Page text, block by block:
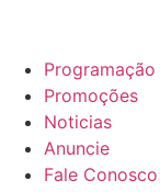
Programação
Promoções
Noticias
Anuncie
Fale Conosco